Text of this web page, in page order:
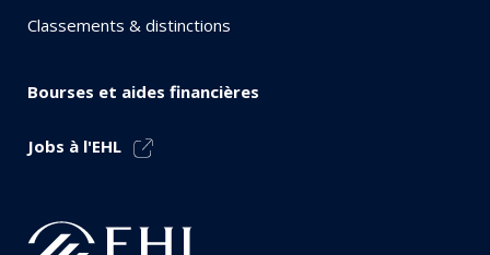
Classements & distinctions
Bourses et aides financières
Jobs à l'EHL